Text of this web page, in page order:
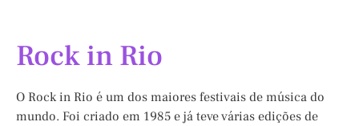
Rock in Rio
O Rock in Rio é um dos maiores festivais de música do
mundo. Foi criado em 1985 e já teve várias edições de